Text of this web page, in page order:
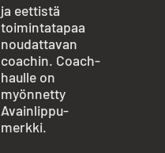
ja eettistä
toimintatapaa
noudattavan
coachin. Coach-
haulle on
myönnetty
Avainlippu-
merkki.